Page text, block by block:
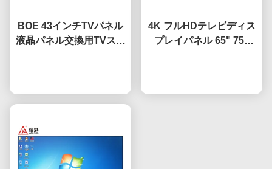
BOE 43インチTVパネル
液晶パネル交換用TVスク
4K フルHDテレビディス
プレイパネル 65" 75"